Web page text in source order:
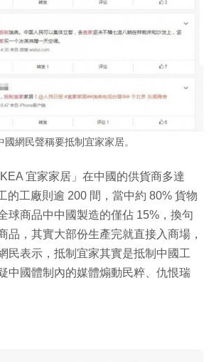
國網民聲稱要抵制宜家家居。
宜家家居」在中國的供貨商多達
的工廠則逾 200 間，當中約 80% 貨物
球商品中中國製造的僅佔 15%，換句
品，其實大部份生產完就直接入商場，
民表示，抵制宜家其實是抵制中國工
中國體制內的媒體煽動民粹、仇恨瑞